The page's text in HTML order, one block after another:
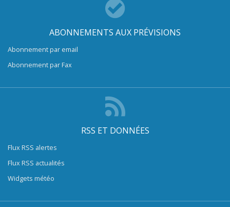
ABONNEMENTS AUX PRÉVISIONS
Abonnement par email
Abonnement par Fax
RSS ET DONNÉES
Flux RSS alertes
Flux RSS actualités
Widgets météo